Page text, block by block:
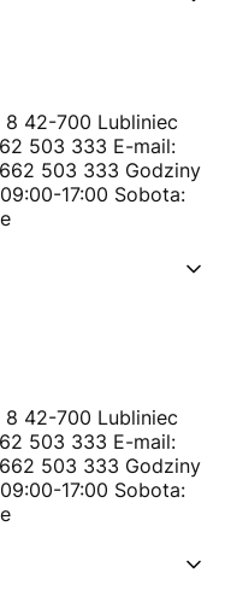
8 42-700 Lubliniec
503 333 E-mail:
503 333 Godziny
17:00 Sobota:
8 42-700 Lubliniec
503 333 E-mail:
503 333 Godziny
17:00 Sobota: